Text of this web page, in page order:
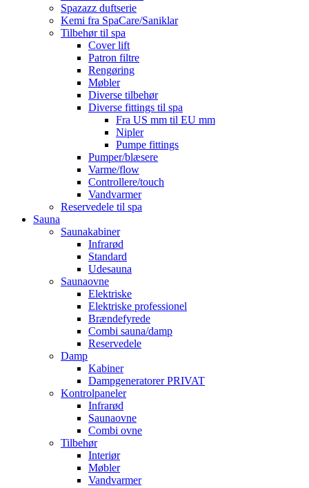
Spazazz duftserie
Kemi fra SpaCare/Saniklar
Tilbehør til spa
Cover lift
Patron filtre
Rengøring
Møbler
Diverse tilbehør
Diverse fittings til spa
Fra US mm til EU mm
Nipler
Pumpe fittings
Pumper/blæsere
Varme/flow
Controllere/touch
Vandvarmer
Reservedele til spa
Sauna
Saunakabiner
Infrarød
Standard
Udesauna
Saunaovne
Elektriske
Elektriske professionel
Brændefyrede
Combi sauna/damp
Reservedele
Damp
Kabiner
Dampgeneratorer PRIVAT
Kontrolpaneler
Infrarød
Saunaovne
Combi ovne
Tilbehør
Interiør
Møbler
Vandvarmer